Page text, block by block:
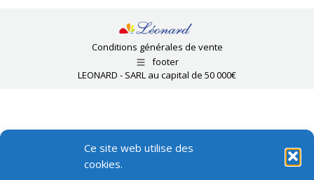
Ce site web utilise des
cookies.
Conditions générales de vente
footer
LEONARD - SARL au capital de 50 000€